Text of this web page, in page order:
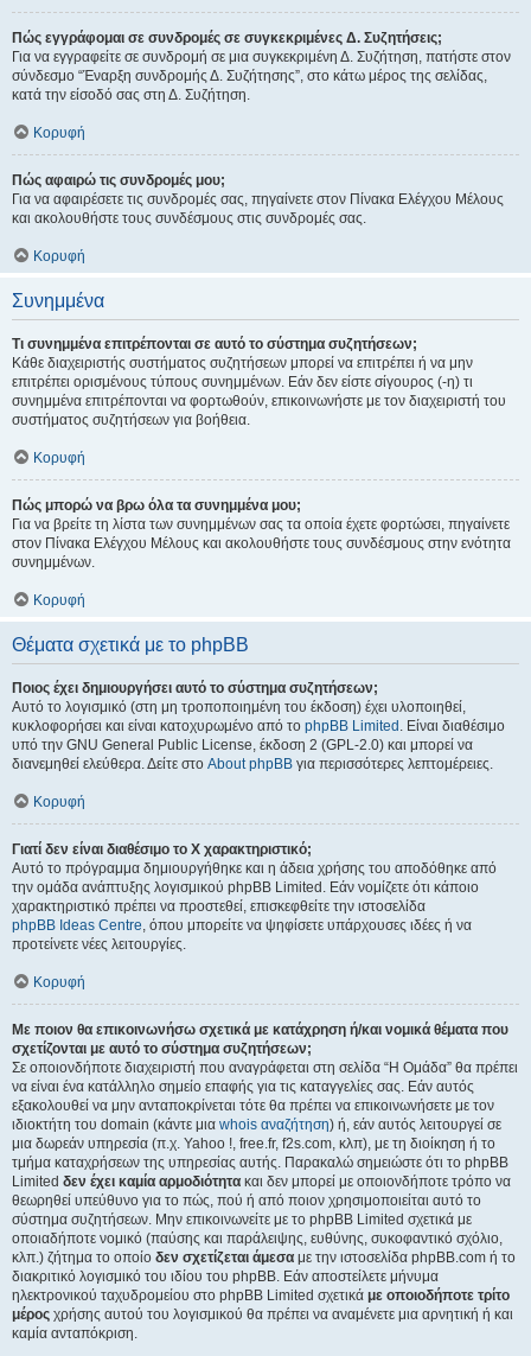
Πώς εγγράφομαι σε συνδρομές σε συγκεκριμένες Δ. Συζητήσεις;
Για να εγγραφείτε σε συνδρομή σε μια συγκεκριμένη Δ. Συζήτηση, πατήστε στον
σύνδεσμο “Έναρξη συνδρομής Δ. Συζήτησης”, στο κάτω μέρος της σελίδας,
κατά την είσοδό σας στη Δ. Συζήτηση.
Κορυφή
Πώς αφαιρώ τις συνδρομές μου;
Για να αφαιρέσετε τις συνδρομές σας, πηγαίνετε στον Πίνακα Ελέγχου Μέλους
και ακολουθήστε τους συνδέσμους στις συνδρομές σας.
Κορυφή
Συνημμένα
Τι συνημμένα επιτρέπονται σε αυτό το σύστημα συζητήσεων;
Κάθε διαχειριστής συστήματος συζητήσεων μπορεί να επιτρέπει ή να μην
επιτρέπει ορισμένους τύπους συνημμένων. Εάν δεν είστε σίγουρος (-η) τι
συνημμένα επιτρέπονται να φορτωθούν, επικοινωνήστε με τον διαχειριστή του
συστήματος συζητήσεων για βοήθεια.
Κορυφή
Πώς μπορώ να βρω όλα τα συνημμένα μου;
Για να βρείτε τη λίστα των συνημμένων σας τα οποία έχετε φορτώσει, πηγαίνετε
στον Πίνακα Ελέγχου Μέλους και ακολουθήστε τους συνδέσμους στην ενότητα
συνημμένων.
Κορυφή
Θέματα σχετικά με το phpBB
Ποιος έχει δημιουργήσει αυτό το σύστημα συζητήσεων;
Αυτό το λογισμικό (στη μη τροποποιημένη του έκδοση) έχει υλοποιηθεί,
κυκλοφορήσει και είναι κατοχυρωμένο από το phpBB Limited . Είναι διαθέσιμο
υπό την GNU General Public License, έκδοση 2 (GPL-2.0) και μπορεί να
διανεμηθεί ελεύθερα. Δείτε στο About phpBB για περισσότερες λεπτομέρειες.
Κορυφή
Γιατί δεν είναι διαθέσιμο το Χ χαρακτηριστικό;
Αυτό το πρόγραμμα δημιουργήθηκε και η άδεια χρήσης του αποδόθηκε από
την ομάδα ανάπτυξης λογισμικού phpBB Limited. Εάν νομίζετε ότι κάποιο
χαρακτηριστικό πρέπει να προστεθεί, επισκεφθείτε την ιστοσελίδα
phpBB Ideas Centre, όπου μπορείτε να ψηφίσετε υπάρχουσες ιδέες ή να
προτείνετε νέες λειτουργίες.
Κορυφή
Με ποιον θα επικοινωνήσω σχετικά με κατάχρηση ή/και νομικά θέματα που
σχετίζονται με αυτό το σύστημα συζητήσεων;
Σε οποιονδήποτε διαχειριστή που αναγράφεται στη σελίδα “Η Ομάδα” θα πρέπει
να είναι ένα κατάλληλο σημείο επαφής για τις καταγγελίες σας. Εάν αυτός
εξακολουθεί να μην ανταποκρίνεται τότε θα πρέπει να επικοινωνήσετε με τον
ιδιοκτήτη του domain (κάντε μια whois αναζήτηση) ή, εάν αυτός λειτουργεί σε
μια δωρεάν υπηρεσία (π.χ. Yahoo !, free.fr, f2s.com, κλπ), με τη διοίκηση ή το
τμήμα καταχρήσεων της υπηρεσίας αυτής. Παρακαλώ σημειώστε ότι το phpBB
Limited δεν έχει καμία αρμοδιότητα και δεν μπορεί με οποιονδήποτε τρόπο να
θεωρηθεί υπεύθυνο για το πώς, πού ή από ποιον χρησιμοποιείται αυτό το
σύστημα συζητήσεων. Μην επικοινωνείτε με το phpBB Limited σχετικά με
οποιαδήποτε νομικό (παύσης και παράλειψης, ευθύνης, συκοφαντικό σχόλιο,
κλπ.) ζήτημα το οποίο δεν σχετίζεται άμεσα με την ιστοσελίδα phpBB.com ή το
διακριτικό λογισμικό του ιδίου του phpBB. Εάν αποστείλετε μήνυμα
ηλεκτρονικού ταχυδρομείου στο phpBB Limited σχετικά με οποιοδήποτε τρίτο
μέρος χρήσης αυτού του λογισμικού θα πρέπει να αναμένετε μια αρνητική ή και
καμία ανταπόκριση.